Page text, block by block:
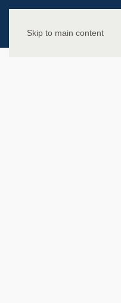
Skip to main content